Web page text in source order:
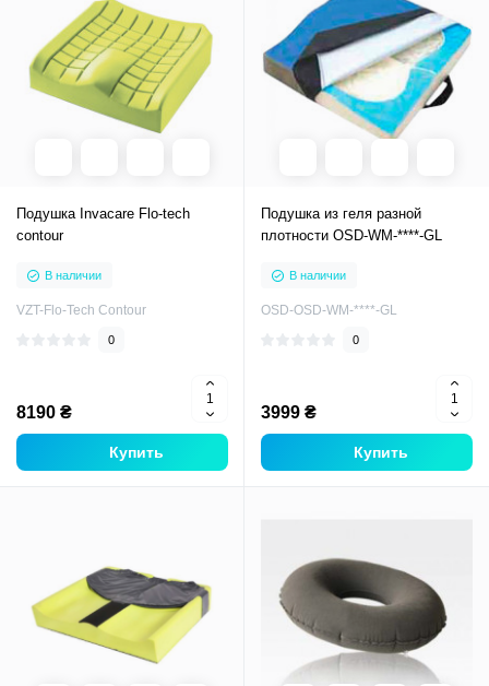
Подушка Invacare Flo-tech
contour
В наличии
VZT-Flo-Tech Contour
0
8190 ₴
Купить
Подушка из геля разной
плотности OSD-WM-****-GL
В наличии
OSD-OSD-WM-****-GL
0
3999 ₴
Купить